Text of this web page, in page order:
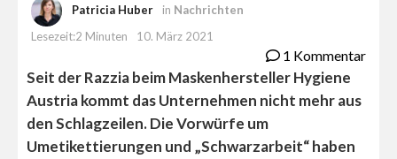
Patricia Huber in Nachrichten
Lesezeit:2 Minuten
10. März 2021
1 Kommentar
Seit der Razzia beim Maskenhersteller Hygiene
Austria kommt das Unternehmen nicht mehr aus
den Schlagzeilen. Die Vorwürfe um
Umetikettierungen und „Schwarzarbeit“ haben